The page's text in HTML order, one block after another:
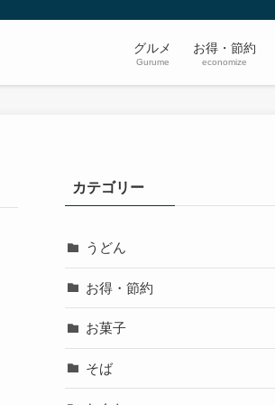
グルメ
Gurume
お得・節約
economize
カテゴリー
うどん
お得・節約
お菓子
そば